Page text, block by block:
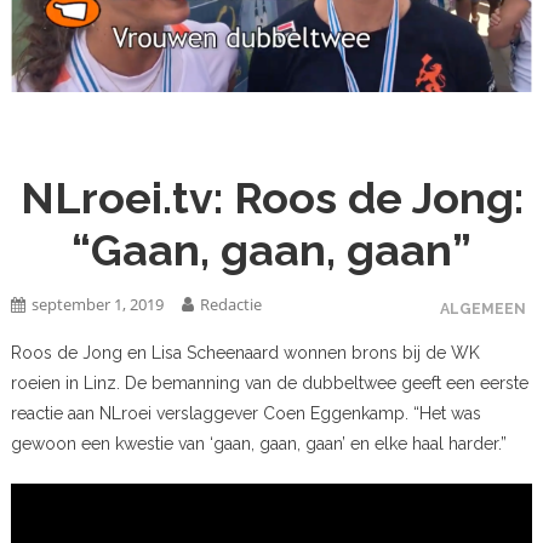
NLroei.tv: Roos de Jong:
“Gaan, gaan, gaan”
ALGEMEEN
september 1, 2019 Redactie
Roos de Jong en Lisa Scheenaard wonnen brons bij de WK
roeien in Linz. De bemanning van de dubbeltwee geeft een eerste
reactie aan NLroei verslaggever Coen Eggenkamp. “Het was
gewoon een kwestie van ‘gaan, gaan, gaan’ en elke haal harder.”